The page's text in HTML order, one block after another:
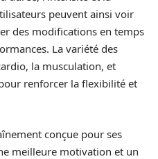
peuvent ainsi voir
des modifications en temps
La variété des
la musculation, et
renforcer la flexibilité et
conçue pour ses
meilleure motivation et un